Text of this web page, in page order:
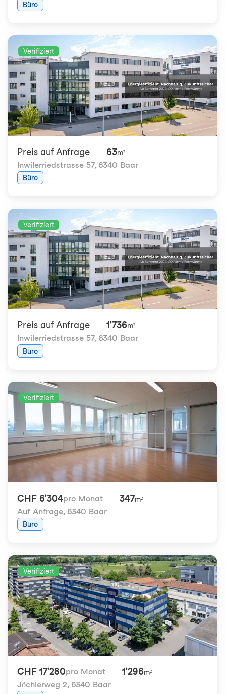
Büro
Verifiziert
Preis auf Anfrage 63m²
Inwilerriedstrasse 57, 6340 Baar
Büro
Verifiziert
Preis auf Anfrage 1'736m²
Inwilerriedstrasse 57, 6340 Baar
Büro
Verifiziert
CHF 6'304pro Monat 347m²
Auf Anfrage, 6340 Baar
Büro
Verifiziert
CHF 17'280pro Monat 1'296m²
Jöchlerweg 2, 6340 Baar